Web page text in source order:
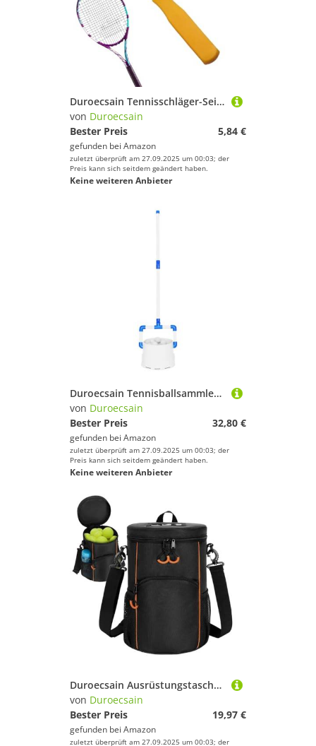
Duroecsain Tennisschläger-Seilwerkzeug, Haken für Tennisschläger, Haken für Tennisschläger, Haken für Schläger, AWL Straight, Racket Tuller String Assistance
von Duroecsain
Bester Preis
5,84 €
gefunden bei Amazon
zuletzt überprüft am 27.09.2025 um 00:03; der
Preis kann sich seitdem geändert haben.
Keine weiteren Anbieter
Duroecsain Tennisballsammler | Verstellbarer Ballfänger – verstellbarer und tragbarer Ballfänger – Trainingszubehör für Garten und Outdoor
von Duroecsain
Bester Preis
32,80 €
gefunden bei Amazon
zuletzt überprüft am 27.09.2025 um 00:03; der
Preis kann sich seitdem geändert haben.
Keine weiteren Anbieter
Duroecsain Ausrüstungstasche für Tennis, Tennistasche mit Schulterriemen | Ausrüstung mit mehreren Taschen, Tennistasche mit mehreren Taschen und Schultergurt für Tennis,
von Duroecsain
Bester Preis
19,97 €
gefunden bei Amazon
zuletzt überprüft am 27.09.2025 um 00:03; der